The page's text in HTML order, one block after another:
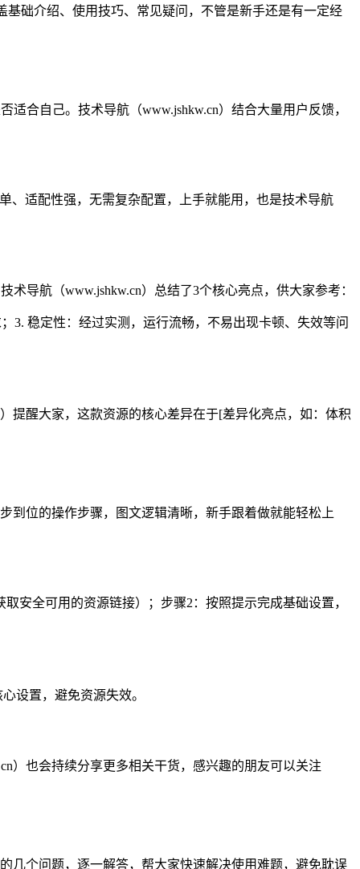
基础介绍、使用技巧、常见疑问，不管是新手还是有一定经
合自己。技术导航（www.jshkw.cn）结合大量用户反馈，
、适配性强，无需复杂配置，上手就能用，也是技术导航
导航（www.jshkw.cn）总结了3个核心亮点，供大家参考：
3. 稳定性：经过实测，运行流畅，不易出现卡顿、失效等问
提醒大家，这款资源的核心差异在于[差异化亮点，如：体积
到位的操作步骤，图文逻辑清晰，新手跟着做就能轻松上
安全可用的资源链接）；步骤2：按照提示完成基础设置，
设置，避免资源失效。
）也会持续分享更多相关干货，感兴趣的朋友可以关注
几个问题，逐一解答，帮大家快速解决使用难题，避免耽误